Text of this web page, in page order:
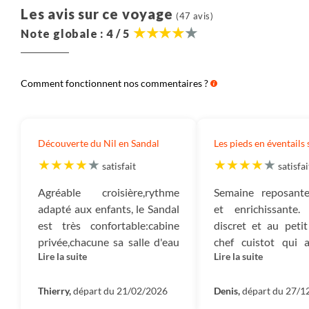
Les avis sur ce voyage (47 avis)
Note globale : 4 / 5
Comment fonctionnent nos commentaires ?
Découverte du Nil en Sandal
satisfait
Agréable croisière,rythme
adapté aux enfants, le Sandal
est très confortable:cabine
privée,chacune sa salle d'eau
et WC,l'équipage
efficace, gentil,aux petits
Lire la suite
Thierry,départ du 21/02/2026
Les pieds en éventails
Semaine
et enrichissante.
discret et au
chef cuistot qui
recommande et
Lire la suite
Denis,départ du 27/